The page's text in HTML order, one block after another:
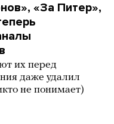
«За Питер»,
их перед
даже удалил
не понимает)